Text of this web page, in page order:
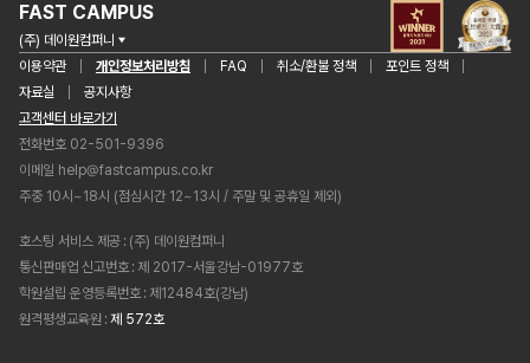
FAST CAMPUS
(주) 데이원컴퍼니
이용약관
개인정보처리방침 FAQ 취소/환불 정책
포인트 정책
자료실
공지사항
고객센터 바로가기
전화번호 02-501-9396
이메일 help@fastcampus.co.kr
주중 10시~18시 (점심시간 12~13시 / 주말 및 공휴일 제외)
호스팅 서비스 제공 (주) 데이원컴퍼니
통신판매업 신고번호 제 2017-서울강남-01977호
학원설립 운영등록번호 제12484호(강남)
원격평생교육원 제 572호